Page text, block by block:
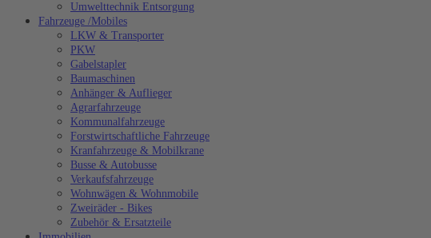
Umwelttechnik Entsorgung
Fahrzeuge /Mobiles
LKW & Transporter
PKW
Gabelstapler
Baumaschinen
Anhänger & Auflieger
Agrarfahrzeuge
Kommunalfahrzeuge
Forstwirtschaftliche Fahrzeuge
Kranfahrzeuge & Mobilkrane
Busse & Autobusse
Verkaufsfahrzeuge
Wohnwägen & Wohnmobile
Zweiräder - Bikes
Zubehör & Ersatzteile